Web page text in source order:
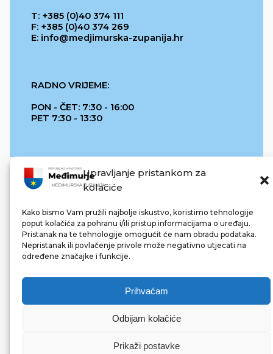
Upravljanje pristankom za
kolačiće
Kako bismo Vam pružili najbolje iskustvo, koristimo tehnologije
poput kolačića za pohranu i/ili pristup informacijama o uređaju.
Pristanak na te tehnologije omogućit će nam obradu podataka.
Nepristanak ili povlačenje privole može negativno utjecati na
određene značajke i funkcije.
Prihvaćam
Odbijam kolačiće
Prikaži postavke
T: +385 (0)40 374 111
F: +385 (0)40 374 269
E: info@medjimurska-zupanija.hr
RADNO VRIJEME:
PON - ČET: 7:30 - 16:00
PET 7:30 - 13:30
REPUBLIKA HRVATSKA
© 2022 Međimurska županija. Sva prava pridržana.